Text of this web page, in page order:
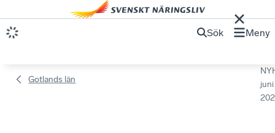
Sök Meny
Gotlands län
juni